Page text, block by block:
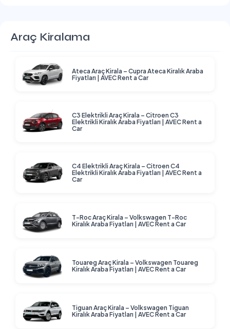
Araç Kiralama
Ateca Araç Kirala – Cupra Ateca Kiralık Araba
Fiyatları | AVEC Rent a Car
C3 Elektrikli Araç Kirala – Citroen C3
Elektrikli Kiralık Araba Fiyatları | AVEC Rent a
Car
C4 Elektrikli Araç Kirala – Citroen C4
Elektrikli Kiralık Araba Fiyatları | AVEC Rent a
Car
T-Roc Araç Kirala – Volkswagen T-Roc
Kiralık Araba Fiyatları | AVEC Rent a Car
Touareg Araç Kirala – Volkswagen Touareg
Kiralık Araba Fiyatları | AVEC Rent a Car
Tiguan Araç Kirala – Volkswagen Tiguan
Kiralık Araba Fiyatları | AVEC Rent a Car